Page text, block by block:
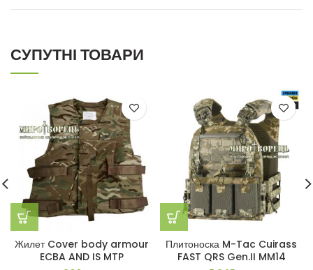
СУПУТНІ ТОВАРИ
Жилет Cover body armour
ECBA AND IS MTP
Плитоноска M-Tac Cuirass
FAST QRS Gen.II MM14